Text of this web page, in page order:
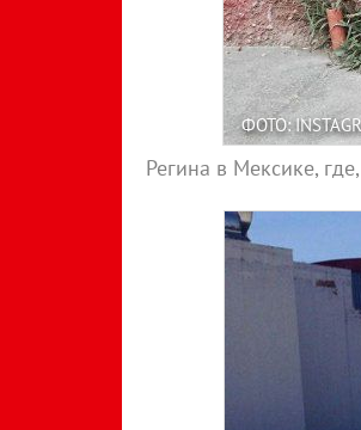
ФОТО:
Регина в Мексике,